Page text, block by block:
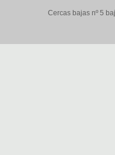
Cercas bajas nº 5